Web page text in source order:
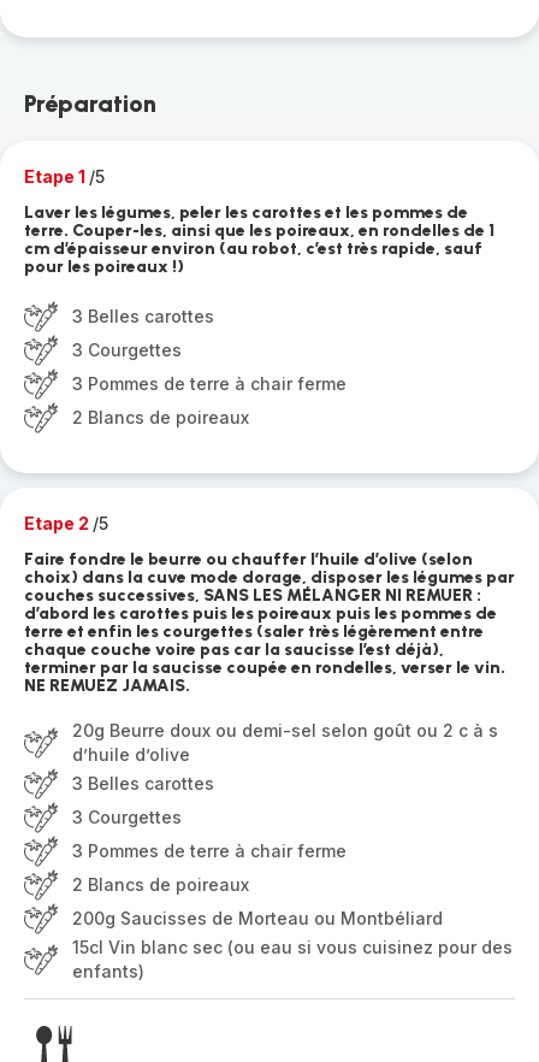
Préparation
Etape 1 /5
Laver les légumes, peler les carottes et les pommes de
terre. Couper-les, ainsi que les poireaux, en rondelles de 1
cm d’épaisseur environ (au robot, c’est très rapide, sauf
pour les poireaux !)
3 Belles carottes
3 Courgettes
3 Pommes de terre à chair ferme
2 Blancs de poireaux
Etape 2 /5
Faire fondre le beurre ou chauffer l’huile d’olive (selon
choix) dans la cuve mode dorage, disposer les légumes par
couches successives, SANS LES MÉLANGER NI REMUER :
d’abord les carottes puis les poireaux puis les pommes de
terre et enfin les courgettes (saler très légèrement entre
chaque couche voire pas car la saucisse l’est déjà),
terminer par la saucisse coupée en rondelles, verser le vin.
NE REMUEZ JAMAIS.
20g Beurre doux ou demi-sel selon goût ou 2 c à s
d’huile d’olive
3 Belles carottes
3 Courgettes
3 Pommes de terre à chair ferme
2 Blancs de poireaux
200g Saucisses de Morteau ou Montbéliard
15cl Vin blanc sec (ou eau si vous cuisinez pour des
enfants)